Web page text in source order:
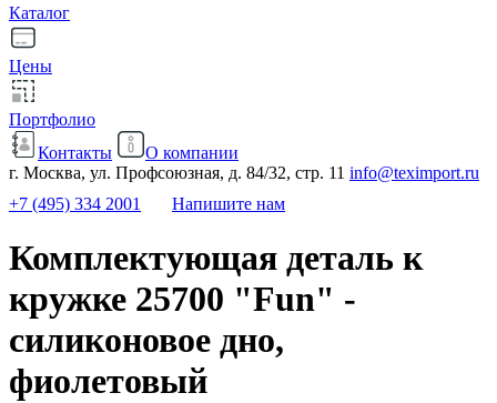
Каталог
Цены
Портфолио
Контакты
О компании
г. Москва, ул. Профсоюзная, д. 84/32, стр. 11 info@teximport.ru
+7 (495) 334 2001
Напишите нам
Комплектующая деталь к
кружке 25700 "Fun" -
силиконовое дно,
фиолетовый